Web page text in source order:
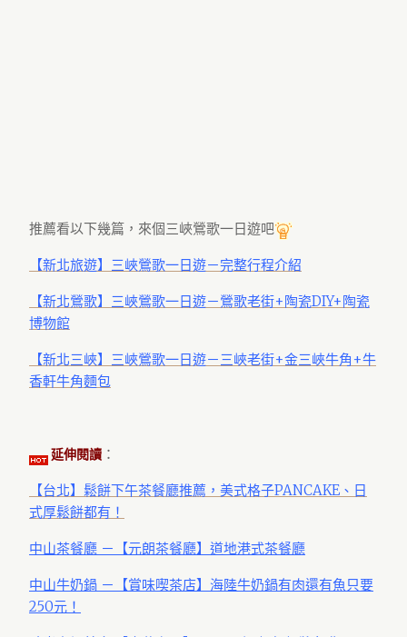
推薦看以下幾篇，來個三峽鶯歌一日遊吧
【新北旅遊】三峽鶯歌一日遊－完整行程介紹
【新北鶯歌】三峽鶯歌一日遊－鶯歌老街+陶瓷DIY+陶瓷
博物館
【新北三峽】三峽鶯歌一日遊－三峽老街+金三峽牛角+牛
香軒牛角麵包
延伸閱讀 ：
【台北】鬆餅下午茶餐廳推薦，美式格子PANCAKE、日
式厚鬆餅都有！
中山茶餐廳 －【元朗茶餐廳】道地港式茶餐廳
中山牛奶鍋 －【賞味喫茶店】海陸牛奶鍋有肉還有魚只要
250元！